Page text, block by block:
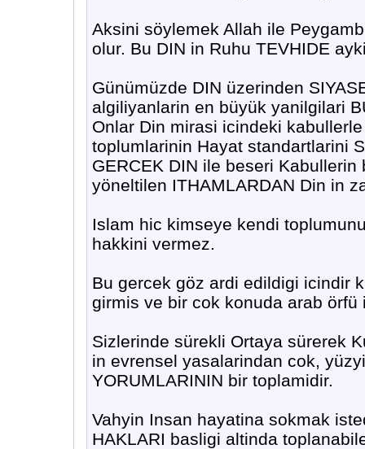
Aksini söylemek Allah ile
olur. Bu DIN in Ruhu TEVHIDE
Günümüzde DIN üzerinden
algiliyanlarin en büyük yanilgilari
Onlar Din mirasi icindeki
toplumlarinin Hayat standartlarini
GERCEK DIN ile beseri
yöneltilen ITHAMLARDAN Din in
Islam hic kimseye kendi
hakkini vermez.
Bu gercek göz ardi edildigi icindir
girmis ve bir cok konuda arab örfü
Sizlerinde sürekli Ortaya sürerek
in evrensel yasalarindan cok,
YORUMLARININ bir toplamidir.
Vahyin Insan hayatina sokmak
HAKLARI basligi altinda